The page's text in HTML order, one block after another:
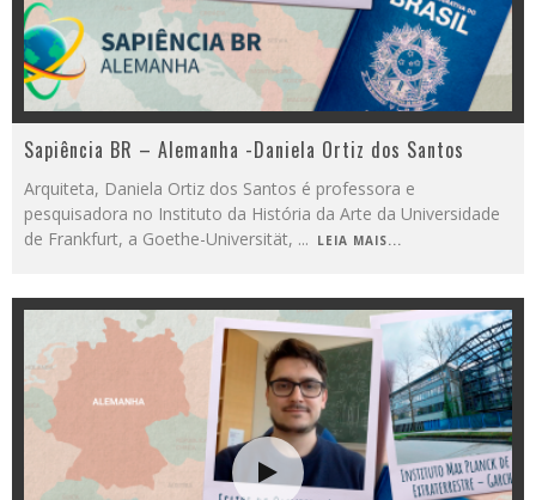
Sapiência BR – Alemanha -Daniela Ortiz dos Santos
Arquiteta, Daniela Ortiz dos Santos é professora e
pesquisadora no Instituto da História da Arte da Universidade
de Frankfurt, a Goethe-Universität, ... LEIA MAIS...